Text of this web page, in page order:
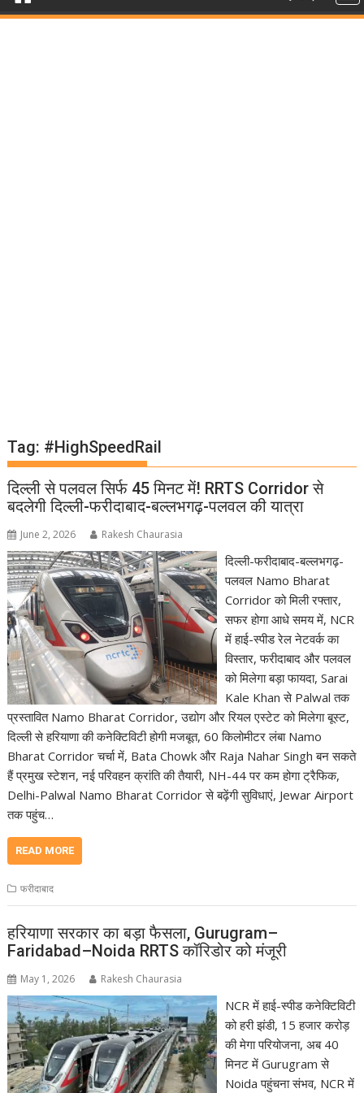
Tag: #HighSpeedRail
दिल्ली से पलवल सिर्फ 45 मिनट में! RRTS Corridor से
बदलेगी दिल्ली-फरीदाबाद-बल्लभगढ़-पलवल की यात्रा
June 2, 2026 Rakesh Chaurasia
दिल्ली-फरीदाबाद-बल्लभगढ़-
पलवल Namo Bharat
Corridor को मिली रफ्तार,
सफर होगा आधे समय में, NCR
में हाई-स्पीड रेल नेटवर्क का
विस्तार, फरीदाबाद और पलवल
को मिलेगा बड़ा फायदा, Sarai
Kale Khan से Palwal तक
प्रस्तावित Namo Bharat Corridor, उद्योग और रियल एस्टेट को मिलेगा बूस्ट,
दिल्ली से हरियाणा की कनेक्टिविटी होगी मजबूत, 60 किलोमीटर लंबा Namo
Bharat Corridor चर्चा में, Bata Chowk और Raja Nahar Singh बन सकते
हैं प्रमुख स्टेशन, नई परिवहन क्रांति की तैयारी, NH-44 पर कम होगा ट्रैफिक,
Delhi-Palwal Namo Bharat Corridor से बढ़ेंगी सुविधाएं, Jewar Airport
तक पहुंच…
READ MORE
फरीदाबाद
हरियाणा सरकार का बड़ा फैसला, Gurugram–
Faridabad–Noida RRTS कॉरिडोर को मंजूरी
May 1, 2026 Rakesh Chaurasia
NCR में हाई-स्पीड कनेक्टिविटी
को हरी झंडी, 15 हजार करोड़
की मेगा परियोजना, अब 40
मिनट में Gurugram से
Noida पहुंचना संभव, NCR में